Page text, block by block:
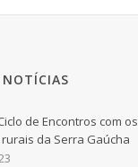
de Encontros com os
da Serra Gaúcha